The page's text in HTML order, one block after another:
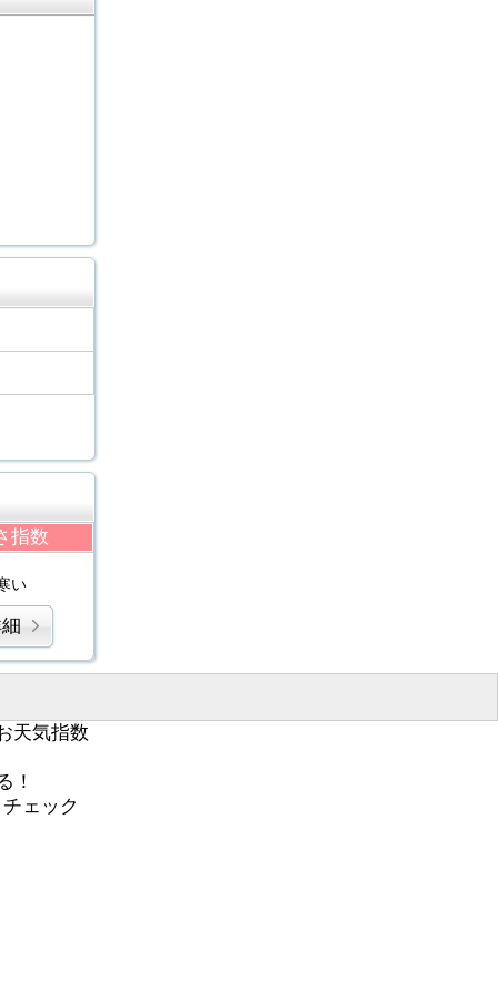
指数
い
天気指数
！
ェック